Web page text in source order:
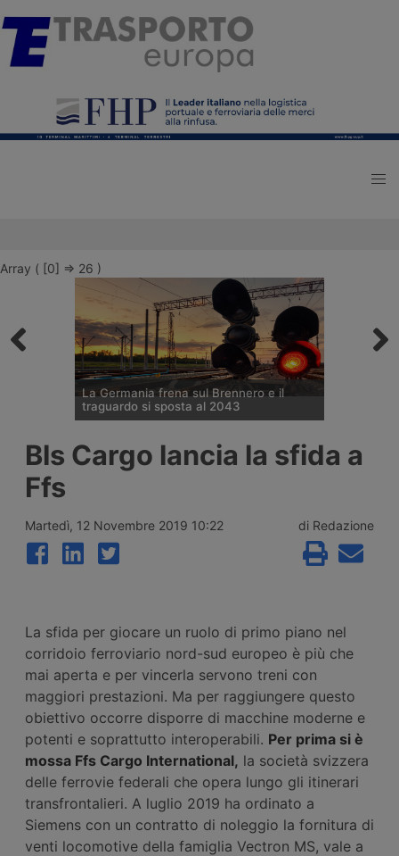
Array ( [0] => 26 )
La Germania frena sul Brennero e il
traguardo si sposta al 2043
l’allungamento dei tempi per i cantieri e la
successiva apertura all’esercizio del
Bls Cargo lancia la sfida a
Ffs
Martedì, 12 Novembre 2019 10:22 di Redazione
La sfida per giocare un ruolo di primo piano nel
corridoio ferroviario nord-sud europeo è più che
mai aperta e per vincerla servono treni con
maggiori prestazioni. Ma per raggiungere questo
obiettivo occorre disporre di macchine moderne e
potenti e soprattutto interoperabili. Per prima si è
mossa Ffs Cargo International, la società svizzera
delle ferrovie federali che opera lungo gli itinerari
transfrontalieri. A luglio 2019 ha ordinato a
Siemens con un contratto di noleggio la fornitura di
venti locomotive della famiglia Vectron MS, vale a